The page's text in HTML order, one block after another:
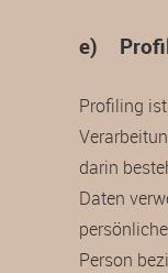
e)
Profiling
darin
Daten
Person